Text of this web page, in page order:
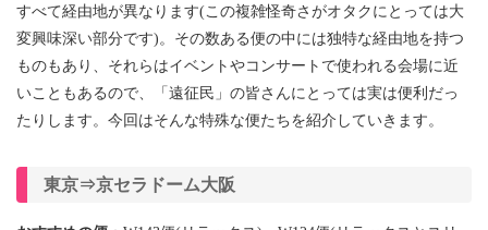
すべて経由地が異なります(この複雑怪奇さがオタクにとっては大
変興味深い部分です)。その数ある便の中には独特な経由地を持つ
ものもあり、それらはイベントやコンサートで使われる会場に近
いこともあるので、「遠征民」の皆さんにとっては実は便利だっ
たりします。今回はそんな特殊な便たちを紹介していきます。
東京⇒京セラドーム大阪